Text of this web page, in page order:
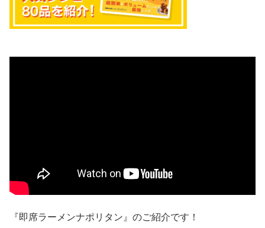
『即席ラーメンナポリタン』のご紹介です！